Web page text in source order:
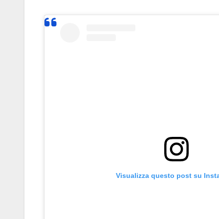
Visualizza questo post su